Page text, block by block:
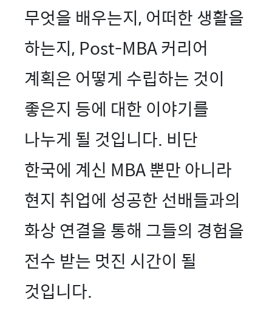
무엇을 배우는지, 어떠한 생활을
하는지, Post-MBA 커리어
계획은 어떻게 수립하는 것이
좋은지 등에 대한 이야기를
나누게 될 것입니다. 비단
한국에 계신 MBA 뿐만 아니라
현지 취업에 성공한 선배들과의
화상 연결을 통해 그들의 경험을
전수 받는 멋진 시간이 될
것입니다.